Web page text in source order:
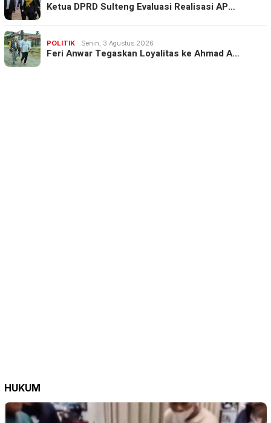
Ketua DPRD Sulteng Evaluasi Realisasi AP…
POLITIK Senin, 3 Agustus 2026
Feri Anwar Tegaskan Loyalitas ke Ahmad A…
HUKUM